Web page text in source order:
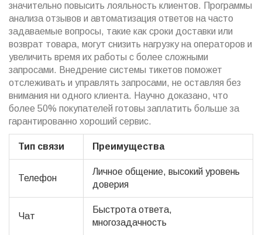
значительно повысить лояльность клиентов. Программы
анализа отзывов и автоматизация ответов на часто
задаваемые вопросы, такие как сроки доставки или
возврат товара, могут снизить нагрузку на операторов и
увеличить время их работы с более сложными
запросами. Внедрение системы тикетов поможет
отслеживать и управлять запросами, не оставляя без
внимания ни одного клиента. Научно доказано, что
более 50% покупателей готовы заплатить больше за
гарантированно хороший сервис.
Тип связи Преимущества
Телефон
Личное общение, высокий уровень
доверия
Чат
Быстрота ответа,
многозадачность